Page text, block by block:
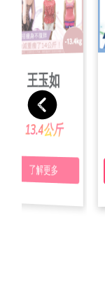
宋家玲
瘦了
20.3公斤
了解更多
王玉如
瘦了
13.4公斤
了解更多